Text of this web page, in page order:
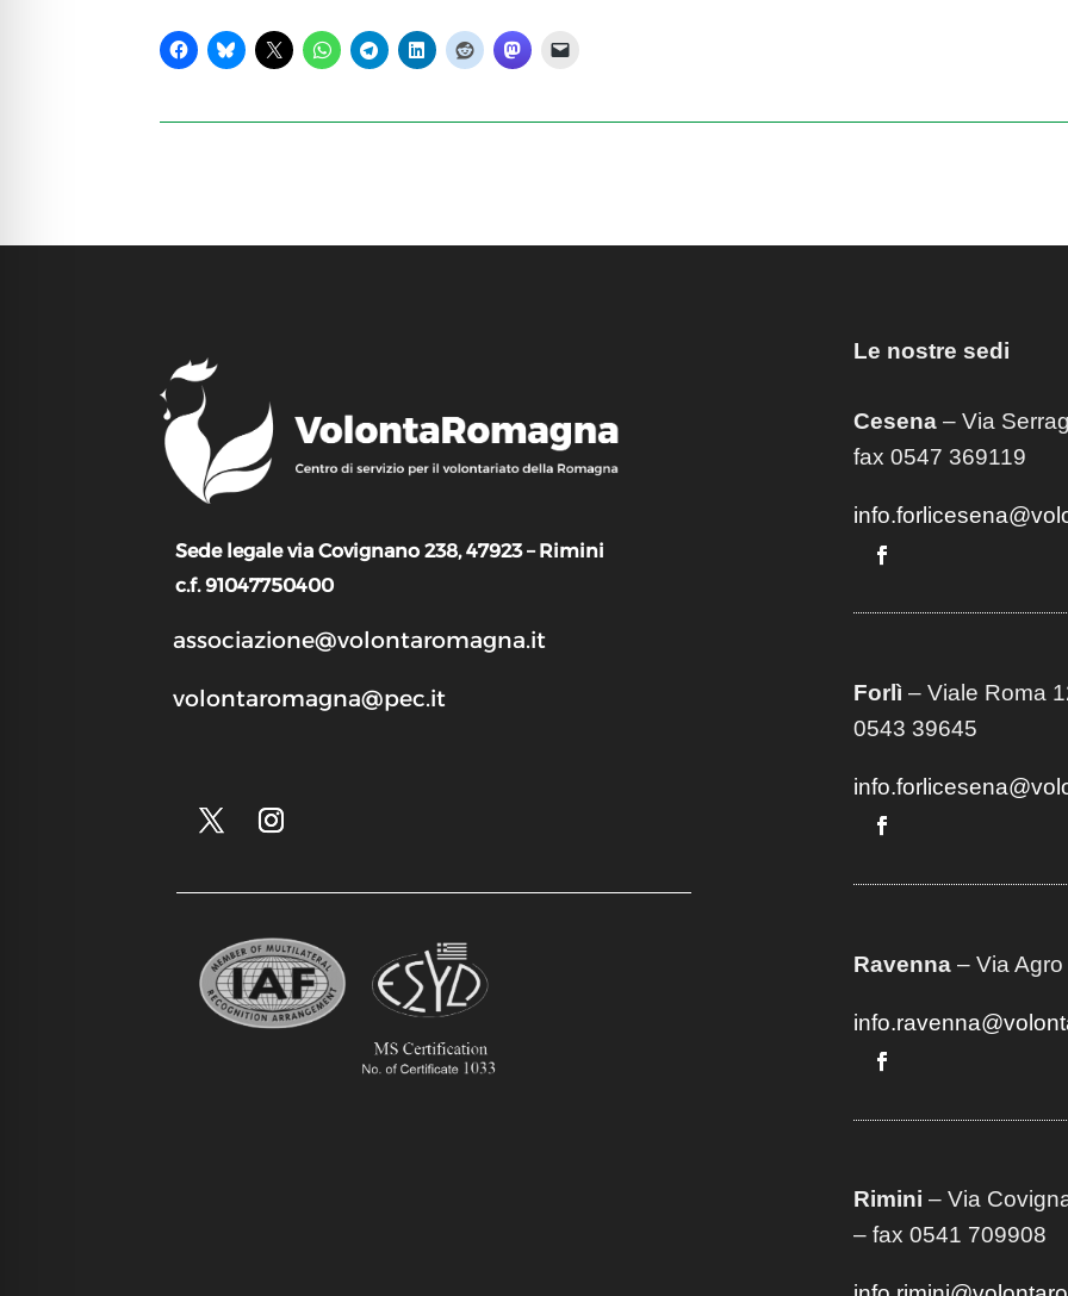
Sede legale via Covignano 238, 47923 – Rimini
c.f. 91047750400
associazione@volontaromagna.it
volontaromagna@pec.it
Le nostre sedi
Cesena– Via
fax 0547 369119
Forlì – Viale Roma
0543 39645
Ravenna– Via Agro
Rimini – Via
– fax 0541 709908